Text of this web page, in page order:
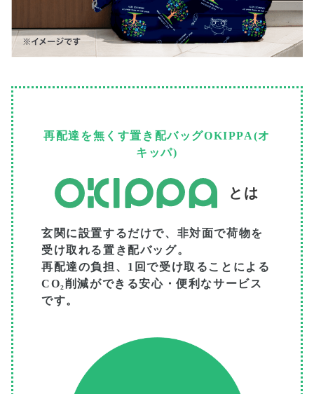
再配達を無くす置き配バッグOKIPPA(オ
キッパ)
とは
玄関に設置するだけで、非対面で荷物を
受け取れる置き配バッグ。
再配達の負担、1回で受け取ることによる
CO₂削減ができる安心・便利なサービス
です。